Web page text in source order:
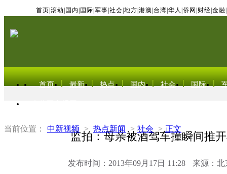
首页 滚动 国内 国际 军事 社会 地方 港澳 台湾 华人 侨网 财经 金融
首页 最新 热点 国内 社会 国际
当前位置： 中新视频 > 热点新闻 > 社会 > 正文
监拍：母亲被酒驾车撞瞬间推
发布时间：2013年09月17日 11:28 来源：北